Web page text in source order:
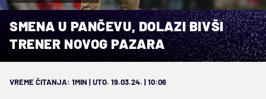
SMENA U PANČEVU, DOLAZI BIVŠI
TRENER NOVOG PAZARA
VREME ČITANJA: 1MIN | UTO. 19.03.24. | 10:06